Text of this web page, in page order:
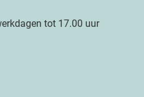
tot 17.00 uur